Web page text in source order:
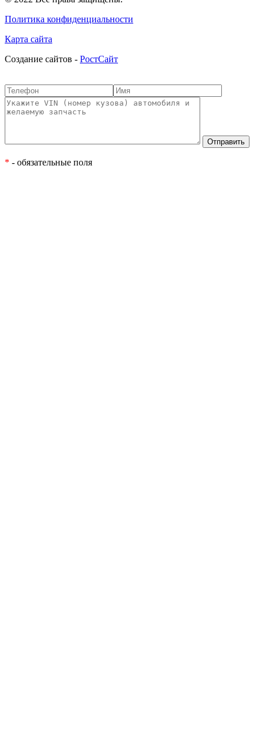
Политика конфиденциальности
Карта сайта
Cоздание сайтов - РостСайт
* - обязательные поля